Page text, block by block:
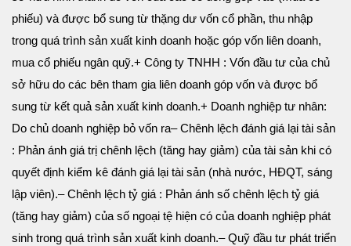
phiếu) và được bổ sung từ thặng dư vốn cổ phần, thu nhập
trong quá trình sản xuất kinh doanh hoặc góp vốn liên doanh,
mua cổ phiếu ngân quỹ.+ Công ty TNHH : Vốn đầu tư của chủ
sở hữu do các bên tham gia liên doanh góp vốn và được bổ
sung từ kết quả sản xuất kinh doanh.+ Doanh nghiệp tư nhân:
Do chủ doanh nghiệp bỏ vốn ra– Chênh lệch đánh giá lại tài sản
: Phản ánh giá trị chênh lệch (tăng hay giảm) của tài sản khi có
quyết định kiểm kê đánh giá lại tài sản (nhà nước, HĐQT, sáng
lập viên).– Chênh lệch tỷ giá : Phản ánh số chênh lệch tỷ giá
(tăng hay giảm) của số ngoại tệ hiện có củadoanh nghiệp phát
sinh trong quá trình sản xuất kinh doanh.– Quỹ đầu tư phát triển